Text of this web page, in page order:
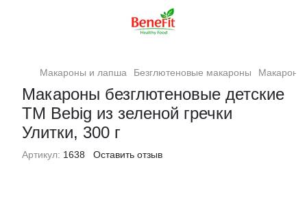
Макароны и лапша Безглютеновые макароны Макароны
Макароны безглютеновые детские
ТМ Bebig из зеленой гречки
Улитки, 300 г
Артикул: 1638 Оставить отзыв